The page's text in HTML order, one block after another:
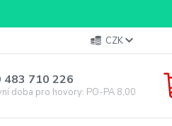
CZK
483 710 226
doba pro hovory: PO-PA 8,00-16,00